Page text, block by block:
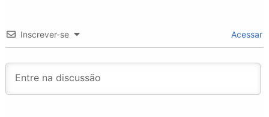
Inscrever-se Acessar